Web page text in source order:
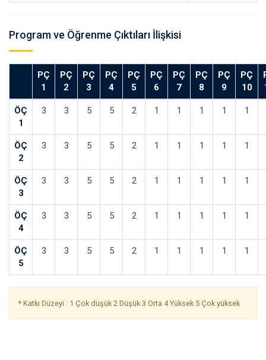
Program ve Öğrenme Çıktıları İlişkisi
PÇ
1
PÇ
2
PÇ
3
PÇ
4
PÇ
5
PÇ
6
PÇ
7
PÇ
8
PÇ
9
PÇ
10
ÖÇ
1
3 3 5 5 2 1 1 1 1 1
ÖÇ
2
3 3 5 5 2 1 1 1 1 1
ÖÇ
3
3 3 5 5 2 1 1 1 1 1
ÖÇ
4
3 3 5 5 2 1 1 1 1 1
ÖÇ
5
3 3 5 5 2 1 1 1 1 1
* Katkı Düzeyi : 1 Çok düşük 2 Düşük 3 Orta 4 Yüksek 5 Çok yüksek